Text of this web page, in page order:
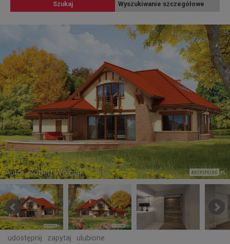
Szukaj Wyszukiwanie szczegółowe
Autor: Robert Wójciak
udostępnij zapytaj ulubione